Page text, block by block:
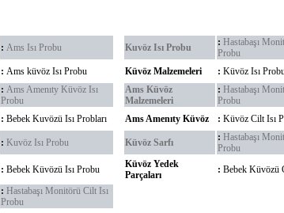
: Ams Isı Probu Kuvöz Isı Probu : Hastabaşı
Probu
: Ams küvöz Isı Probu Küvöz Malzemeleri : Küvöz Isı
: Ams Amenıty Küvöz Isı
Probu
Ams Küvöz
Malzemeleri
: Hastabaşı
Probu
: Bebek Kuvözü Isı Probları Ams Amenıty Küvöz : Küvöz Cilt Isı
: Kuvöz Isı Probu Küvöz Sarfı : Hastabaşı
Probu
: Bebek Küvözü Isı Probu
Küvöz Yedek
Parçaları
: Bebek Küvözü
: Hastabaşı Monitörü Cilt Isı
Probu